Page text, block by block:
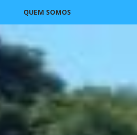
QUEM SOMOS